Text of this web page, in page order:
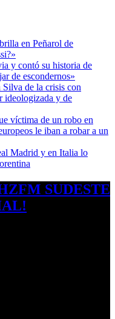
en Peñarol de
y contó su historia de
de escondernos»
de la crisis con
ideologizada y de
víctima de un robo en
le iban a robar a un
Madrid y en Italia lo
FM SUDESTE